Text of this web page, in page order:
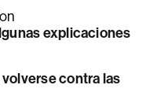
explicaciones
contra las